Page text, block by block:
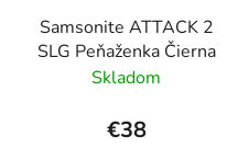
Samsonite ATTACK 2
SLG Peňaženka Čierna
Skladom
€38